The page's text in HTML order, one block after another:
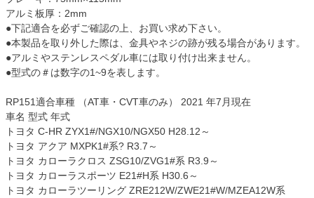
アルミ板厚：2mm
●下記適合を必ずご確認の上、お買い求め下さい。
●本製品を取り外した際は、金具やネジの跡が残る場合があります。
●アルミやステンレスペダル車には取り付け出来ません。
●型式の＃は数字の1~9を表します。
RP151適合車種 （AT車・CVT車のみ） 2021 年7月現在
車名 型式 年式
トヨタ C-HR ZYX1#/NGX10/NGX50 H28.12～
トヨタ アクア MXPK1#系? R3.7～
トヨタ カローラクロス ZSG10/ZVG1#系 R3.9～
トヨタ カローラスポーツ E21#H系 H30.6～
トヨタ カローラツーリング ZRE212W/ZWE21#W/MZEA12W系